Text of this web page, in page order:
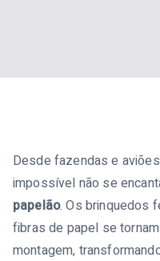
Desde fazendas e
impossível não se
papelão. Os brinquedos
fibras de papel se
montagem,